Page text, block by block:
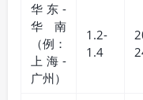
华东-
华南
（例：
上海-
广州）
1.2-
1.4